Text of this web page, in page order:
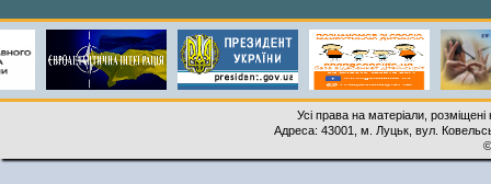
Усі права на матеріали,
Адреса: 43001, м. Луцьк, вул.